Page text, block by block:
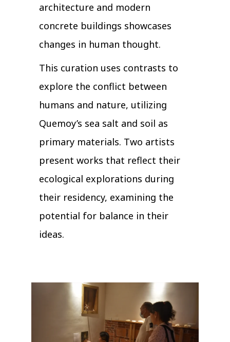
architecture and modern
concrete buildings showcases
changes in human thought.
This curation uses contrasts to
explore the conflict between
humans and nature, utilizing
Quemoy’s sea salt and soil as
primary materials. Two artists
present works that reflect their
ecological explorations during
their residency, examining the
potential for balance in their
ideas.